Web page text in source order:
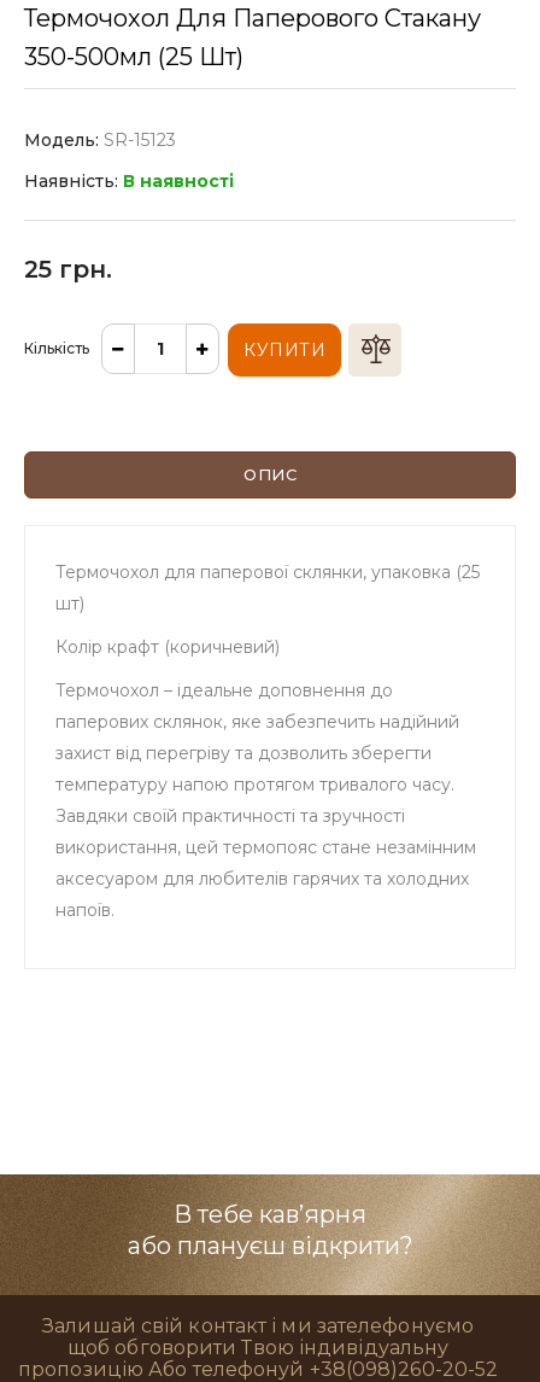
Термочохол Для Паперового Стакану
350-500мл (25 Шт)
Модель: SR-15123
Наявність: В наявності
25 грн.
Кількість КУПИТИ
ОПИС
Термочохол для паперової склянки, упаковка (25
шт)
Колір крафт (коричневий)
Термочохол – ідеальне доповнення до
паперових склянок, яке забезпечить надійний
захист від перегріву та дозволить зберегти
температуру напою протягом тривалого часу.
Завдяки своїй практичності та зручності
використання, цей термопояс стане незамінним
аксесуаром для любителів гарячих та холодних
напоїв.
В тебе кав’ярня
або плануєш відкрити?
Залишай свій контакт і ми зателефонуємо
щоб обговорити Твою індивідуальну
пропозицію Або телефонуй +38(098)260-20-52